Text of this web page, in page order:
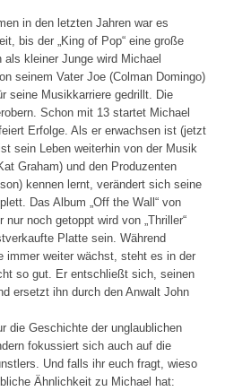
in den letzten Jahren war es
bis der „King of Pop“ eine große
als kleiner Junge wird Michael
seinem Vater Joe (Colman Domingo)
seine Musikkarriere gedrillt. Die
Schon mit 13 startet Michael
Erfolge. Als er erwachsen ist (jetzt
sein Leben weiterhin von der Musik
Graham) und den Produzenten
kennen lernt, verändert sich seine
Das Album „Off the Wall“ von
noch getoppt wird von „Thriller“
Platte sein. Während
immer weiter wächst, steht es in der
so gut. Er entschließt sich, seinen
ersetzt ihn durch den Anwalt John
die Geschichte der unglaublichen
fokussiert sich auch auf die
Und falls ihr euch fragt, wieso
Ähnlichkeit zu Michael hat: